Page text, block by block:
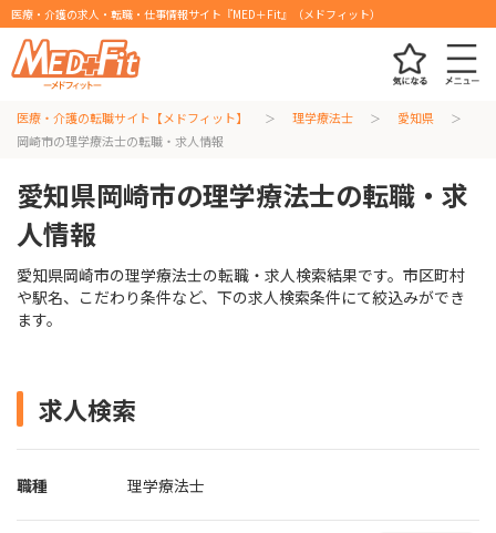
医療・介護の求人・転職・仕事情報サイト『MED＋Fit』（メドフィット）
医療・介護の転職サイト【メドフィット】 理学療法士
愛知県
岡崎市の理学療法士の転職・求人情報
愛知県岡崎市の理学療法士の転職・求
人情報
愛知県岡崎市の理学療法士の転職・求人検索結果です。市区町村
や駅名、こだわり条件など、下の求人検索条件にて絞込みができ
ます。
求人検索
職種 理学療法士